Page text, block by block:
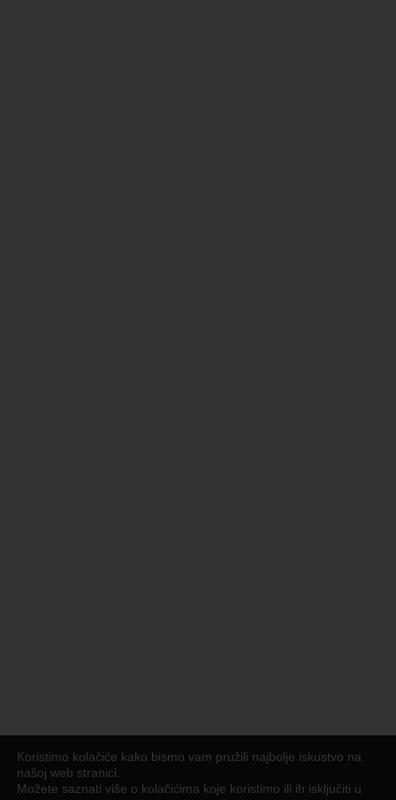
Koristimo kolačiće kako bismo vam pružili najbolje iskustvo na
našoj web stranici.
Možete saznati više o kolačićima koje koristimo ili ih isključiti u